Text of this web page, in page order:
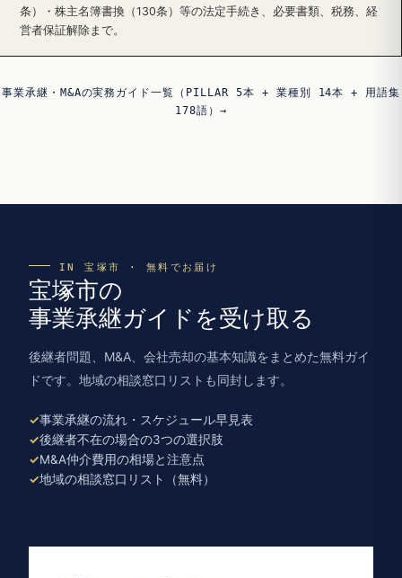
条）・株主名簿書換（130条）等の法定手続き、必要書類、税務、経
営者保証解除まで。
事業承継・M&Aの実務ガイド一覧（PILLAR 5本 + 業種別 14本 + 用語集
178語）→
IN 宝塚市 · 無料でお届け
宝塚市の
事業承継ガイドを受け取る
後継者問題、M&A、会社売却の基本知識をまとめた無料ガイ
ドです。地域の相談窓口リストも同封します。
事業承継の流れ・スケジュール早見表
後継者不在の場合の3つの選択肢
M&A仲介費用の相場と注意点
地域の相談窓口リスト（無料）